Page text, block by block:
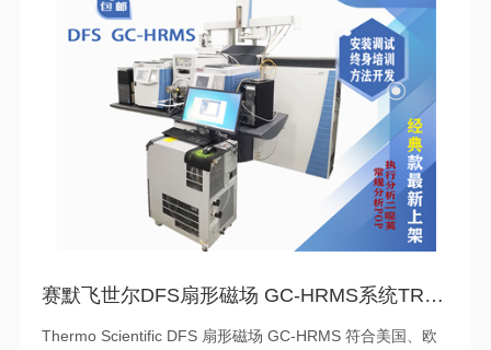
赛默飞世尔DFS扇形磁场 GC-HRMS系统TRACE 1300 系列二手
Thermo Scientific DFS 扇形磁场 GC-HRMS 符合美国、欧